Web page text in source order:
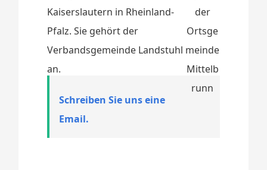
Kaiserslautern in Rheinland-
Pfalz. Sie gehört der
Verbandsgemeinde Landstuhl
an.
Schreiben Sie uns eine
Email.